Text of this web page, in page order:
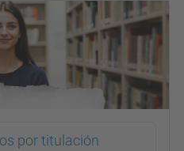
por titulación